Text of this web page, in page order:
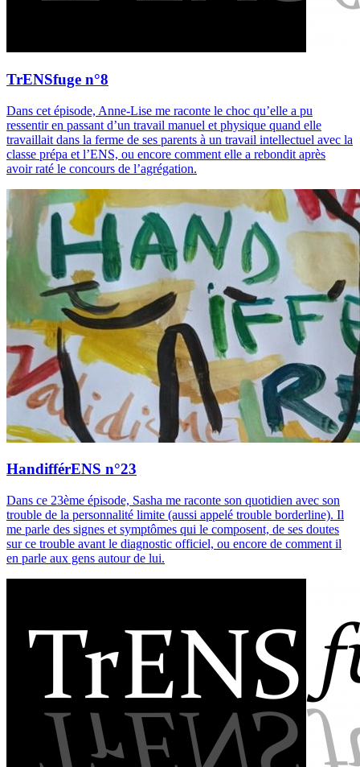
TrENSfuge n°8
Dans cet épisode, Anne-Lise me raconte le choc qu’elle a pu
ressentir en passant d’un travail manuel et physique quand elle
travaillait dans la ferme de ses parents à un travail intellectuel avec la
classe prépa et l’ENS, ou encore comment elle a rebondit après
avoir raté le concours de l’agrégation.
HandifférENS n°23
Dans ce 23ème épisode, Sasha me raconte son quotidien avec son
trouble de la personnalité limite (aussi appelé trouble borderline). Il
me parle des signes et symptômes qui le composent, de ses doutes
sur ce trouble avant le diagnostic officiel, ou encore de comment il
en parle aux gens autour de lui.